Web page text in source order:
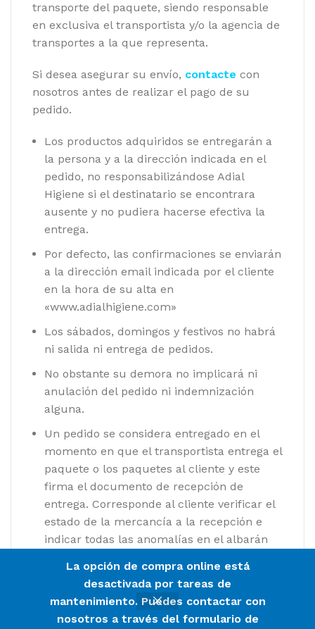
La opción de compra online está
desactivada por tareas de
mantenimiento. Puedes contactar con
nosotros a través del formulario de
transporte del paquete, siendo responsable
en exclusiva el transportista y/o la agencia de
transportes a la que representa.
Si desea asegurar su envío, contacte con
nosotros antes de realizar el pago de su
pedido.
Los productos adquiridos se entregarán a
la persona y a la dirección indicada en el
pedido, no responsabilizándose Adial
Higiene si el destinatario se encontrara
ausente y no pudiera hacerse efectiva la
entrega.
Por defecto, las confirmaciones se enviarán
a la dirección email indicada por el cliente
en la hora de su alta en
«www.adialhigiene.com»
Los sábados, domingos y festivos no habrá
ni salida ni entrega de pedidos.
No obstante su demora no implicará ni
anulación del pedido ni indemnización
alguna.
Un pedido se considera entregado en el
momento en que el transportista entrega el
paquete o los paquetes al cliente y este
firma el documento de recepción de
entrega. Corresponde al cliente verificar el
estado de la mercancía a la recepción e
indicar todas las anomalías en el albarán
0